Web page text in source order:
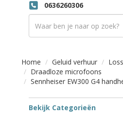
0636260306
Home Geluid verhuur
Draadloze microfoons
Sennheiser EW300 G4
Bekijk Categorieën